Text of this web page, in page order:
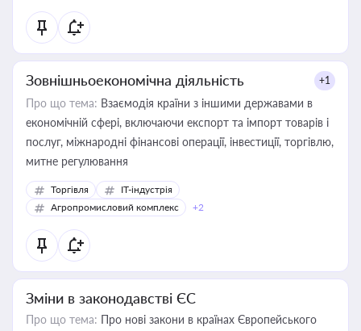
Зовнішньоекономічна діяльність +1
Про що тема: Взаємодія країни з іншими державами в
економічній сфері, включаючи експорт та імпорт товарів і
послуг, міжнародні фінансові операції, інвестиції, торгівлю,
митне регулювання
Торгівля
IT-індустрія
Агропромисловий комплекс
+2
Зміни в законодавстві ЄС
Про що тема: Про нові закони в країнах Європейського